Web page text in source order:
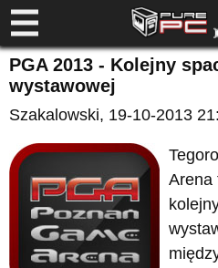
PGA 2013 - Kolejny
wystawowej
Szakalowski, 19-10-2013
Arena